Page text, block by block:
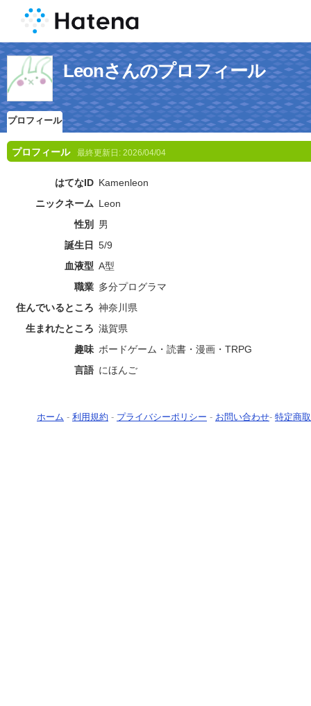
Leonさんのプロフィール
プロフィール
プロフィール 最終更新日: 2026/04/04
はてなID Kamenleon
ニックネーム Leon
性別
男
誕生日
5/9
血液型 A型
職業 多分プログラマ
住んでいるところ 神奈川県
生まれたところ 滋賀県
趣味 ボードゲーム・読書・漫画・TRPG
言語 にほんご
ホーム - 利用規約 - プライバシーポリシー - お問い合わせ- 特定商